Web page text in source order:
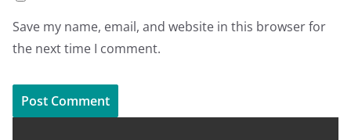
Save my name, email, and website in this browser for
the next time I comment.